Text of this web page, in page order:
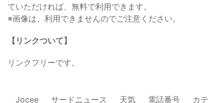
ていただければ、無料で利用できます。
※画像は、利用できませんのでご注意ください。
【リンクついて】
リンクフリーです。
Jocee サードニュース 天気 電話番号 カテ